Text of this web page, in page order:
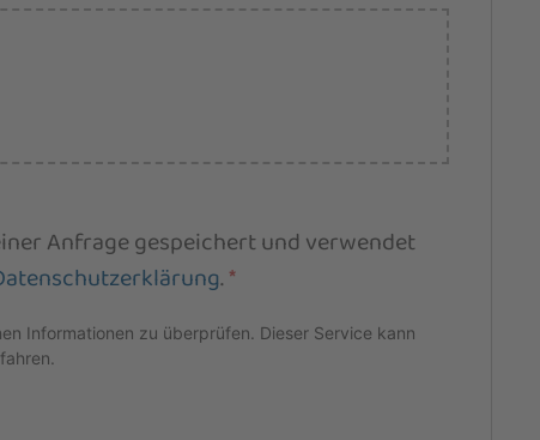
Anfrage gespeichert und verwendet
.*
Informationen zu überprüfen. Dieser Service kann